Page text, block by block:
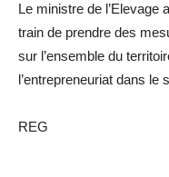
Le ministre de l’Elevage
train de prendre des
sur l’ensemble du
l’entrepreneuriat dans le
REG